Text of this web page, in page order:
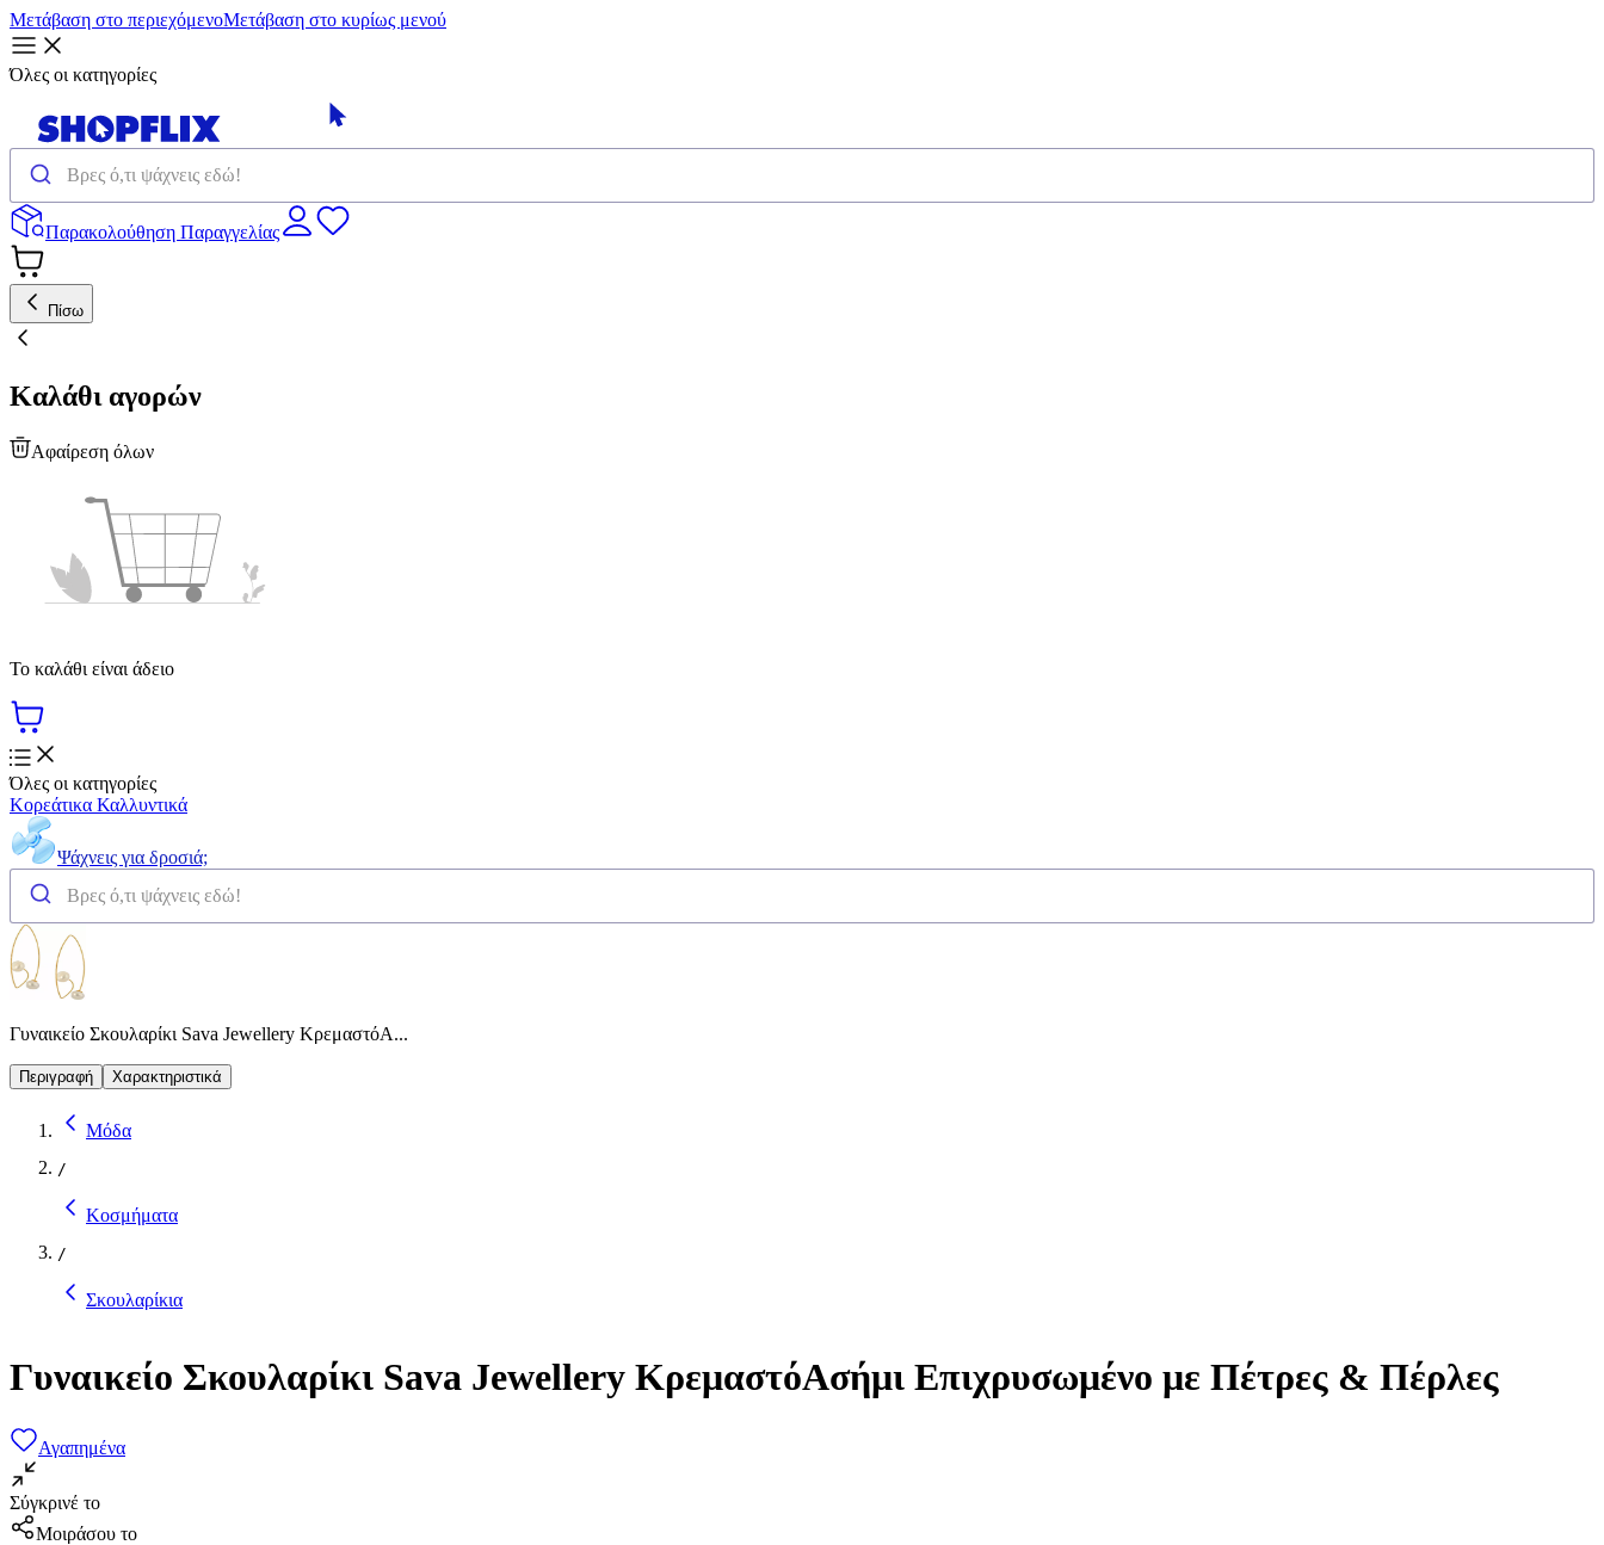
Μετάβαση στο περιεχόμενοΜετάβαση στο κυρίως μενού
Όλες οι κατηγορίες
Παρακολούθηση Παραγγελίας
Πίσω
Καλάθι αγορών
Αφαίρεση όλων
Το καλάθι είναι άδειο
Όλες οι κατηγορίες
Κορεάτικα Καλλυντικά
Ψάχνεις για δροσιά;
Γυναικείο Σκουλαρίκι Sava Jewellery ΚρεμαστόΑ...
Περιγραφή Χαρακτηριστικά
Μόδα
/
Κοσμήματα
/
Σκουλαρίκια
Γυναικείο Σκουλαρίκι Sava Jewellery ΚρεμαστόΑσήμι Επιχρυσωμένο με Πέτρες & Πέρλες
Αγαπημένα
Σύγκρινέ το
Μοιράσου το